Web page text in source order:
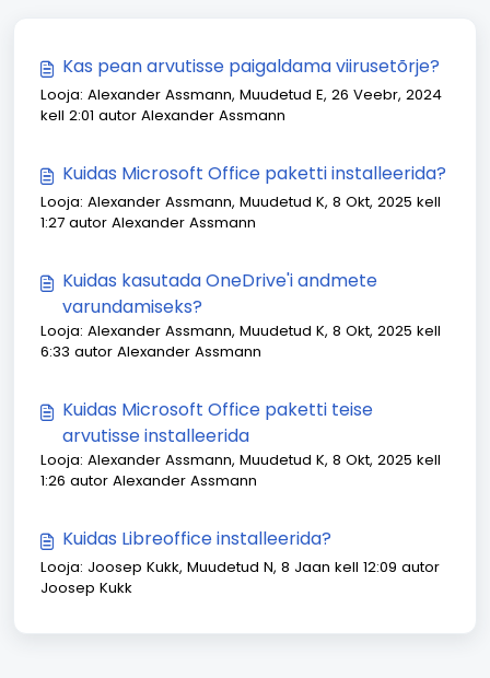
Kas pean arvutisse paigaldama viirusetõrje?
Looja: Alexander Assmann, Muudetud E, 26 Veebr, 2024
kell 2:01 autor Alexander Assmann
Kuidas Microsoft Office paketti installeerida?
Looja: Alexander Assmann, Muudetud K, 8 Okt, 2025 kell
1:27 autor Alexander Assmann
Kuidas kasutada OneDrive'i andmete
varundamiseks?
Looja: Alexander Assmann, Muudetud K, 8 Okt, 2025 kell
6:33 autor Alexander Assmann
Kuidas Microsoft Office paketti teise
arvutisse installeerida
Looja: Alexander Assmann, Muudetud K, 8 Okt, 2025 kell
1:26 autor Alexander Assmann
Kuidas Libreoffice installeerida?
Looja: Joosep Kukk, Muudetud N, 8 Jaan kell 12:09 autor
Joosep Kukk